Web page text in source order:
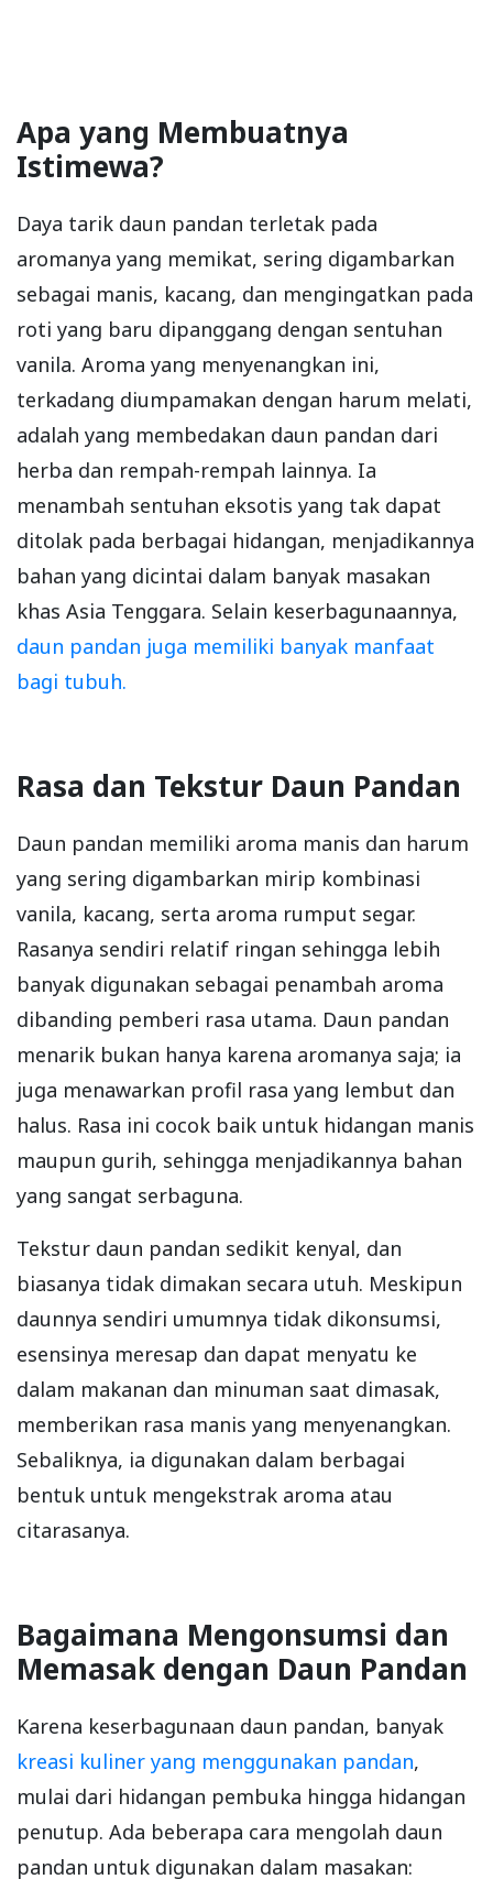
Apa yang Membuatnya
Istimewa?
Daya tarik daun pandan terletak pada
aromanya yang memikat, sering digambarkan
sebagai manis, kacang, dan mengingatkan pada
roti yang baru dipanggang dengan sentuhan
vanila. Aroma yang menyenangkan ini,
terkadang diumpamakan dengan harum melati,
adalah yang membedakan daun pandan dari
herba dan rempah-rempah lainnya. Ia
menambah sentuhan eksotis yang tak dapat
ditolak pada berbagai hidangan, menjadikannya
bahan yang dicintai dalam banyak masakan
khas Asia Tenggara. Selain keserbagunaannya,
daun pandan juga memiliki banyak manfaat
bagi tubuh.
Rasa dan Tekstur Daun Pandan
Daun pandan memiliki aroma manis dan harum
yang sering digambarkan mirip kombinasi
vanila, kacang, serta aroma rumput segar.
Rasanya sendiri relatif ringan sehingga lebih
banyak digunakan sebagai penambah aroma
dibanding pemberi rasa utama. Daun pandan
menarik bukan hanya karena aromanya saja; ia
juga menawarkan profil rasa yang lembut dan
halus. Rasa ini cocok baik untuk hidangan manis
maupun gurih, sehingga menjadikannya bahan
yang sangat serbaguna.
Tekstur daun pandan sedikit kenyal, dan
biasanya tidak dimakan secara utuh. Meskipun
daunnya sendiri umumnya tidak dikonsumsi,
esensinya meresap dan dapat menyatu ke
dalam makanan dan minuman saat dimasak,
memberikan rasa manis yang menyenangkan.
Sebaliknya, ia digunakan dalam berbagai
bentuk untuk mengekstrak aroma atau
citarasanya.
Bagaimana Mengonsumsi dan
Memasak dengan Daun Pandan
Karena keserbagunaan daun pandan, banyak
kreasi kuliner yang menggunakan pandan,
mulai dari hidangan pembuka hingga hidangan
penutup. Ada beberapa cara mengolah daun
pandan untuk digunakan dalam masakan: